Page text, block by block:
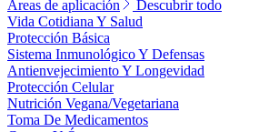
Áreas de aplicación
Descubrir todo
Vida Cotidiana Y Salud
Protección Básica
Sistema Inmunológico Y Defensas
Antienvejecimiento Y Longevidad
Protección Celular
Nutrición Vegana/Vegetariana
Toma De Medicamentos